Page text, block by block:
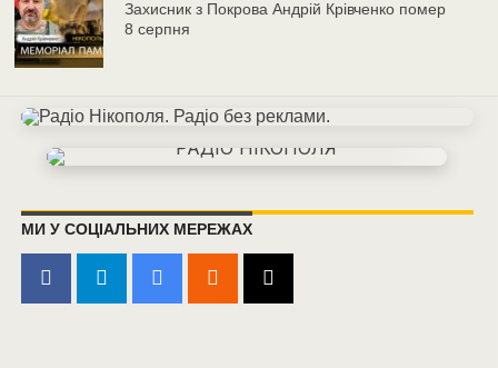
Захисник з Покрова Андрій Крівченко помер
8 серпня
МИ У СОЦІАЛЬНИХ МЕРЕЖАХ